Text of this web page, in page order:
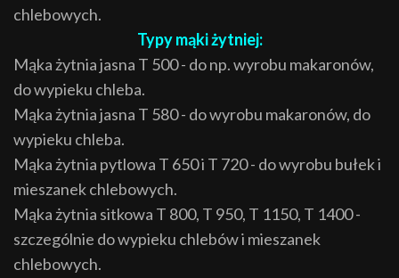
chlebowych.
Typy mąki żytniej:
Mąka żytnia jasna T 500 - do np. wyrobu makaronów,
do wypieku chleba.
Mąka żytnia jasna T 580 - do wyrobu makaronów, do
wypieku chleba.
Mąka żytnia pytlowa T 650 i T 720 - do wyrobu bułek i
mieszanek chlebowych.
Mąka żytnia sitkowa T 800, T 950, T 1150, T 1400 -
szczególnie do wypieku chlebów i mieszanek
chlebowych.